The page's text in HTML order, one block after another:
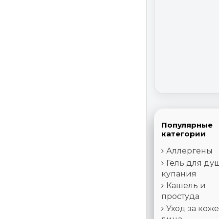
Популярные
категории
Аллергены
Гель для
купания
Кашель и
простуда
Уход за